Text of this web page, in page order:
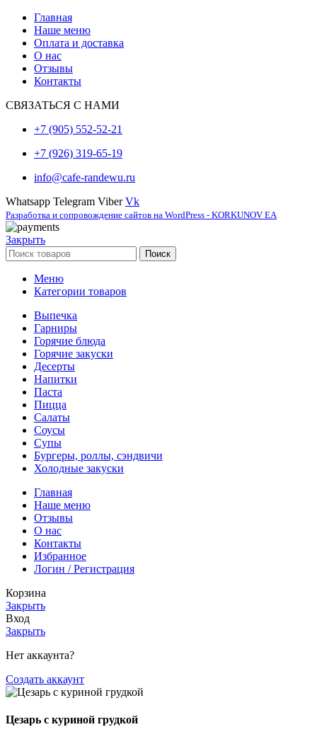
Главная
Наше меню
Оплата и доставка
О нас
Отзывы
Контакты
СВЯЗАТЬСЯ С НАМИ
+7 (905) 552-52-21
+7 (926) 319-65-19
info@cafe-randewu.ru
Whatsapp Telegram Viber Vk
Разработка и сопровождение сайтов на WordPress - KORKUNOV EA
Закрыть
Поиск
Меню
Категории товаров
Выпечка
Гарниры
Горячие блюда
Горячие закуски
Десерты
Напитки
Паста
Пицца
Салаты
Соусы
Супы
Бургеры, роллы, сэндвичи
Холодные закуски
Главная
Наше меню
Отзывы
О нас
Контакты
Избранное
Логин / Регистрация
Корзина
Закрыть
Вход
Закрыть
Нет аккаунта?
Создать аккаунт
Цезарь с куриной грудкой